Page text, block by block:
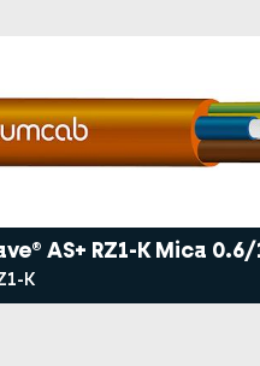
AS+ RZ1-K Mica 0.6/
K